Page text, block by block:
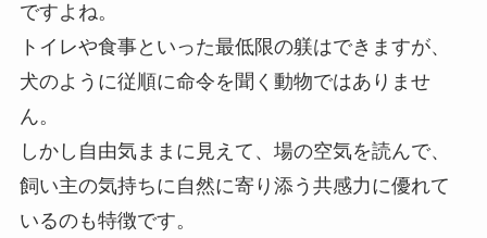
ですよね。
トイレや食事といった最低限の躾はできますが、
犬のように従順に命令を聞く動物ではありませ
ん。
しかし自由気ままに見えて、場の空気を読んで、
飼い主の気持ちに自然に寄り添う共感力に優れて
いるのも特徴です。